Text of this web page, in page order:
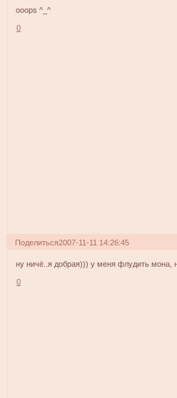
ooops ^_^
0
Поделиться2007-11-11 14:26:45
ну ничё..я добрая))) у меня флудить мона,
0